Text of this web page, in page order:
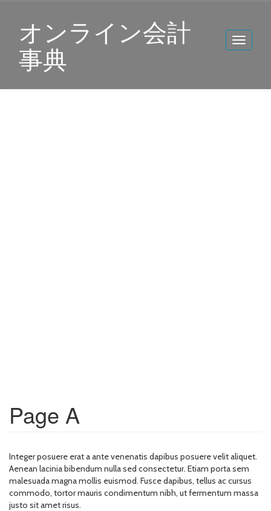
オンライン会計
事典
Page A
Integer posuere erat a ante venenatis dapibus posuere velit aliquet.
Aenean lacinia bibendum nulla sed consectetur. Etiam porta sem
malesuada magna mollis euismod. Fusce dapibus, tellus ac cursus
commodo, tortor mauris condimentum nibh, ut fermentum massa
justo sit amet risus.